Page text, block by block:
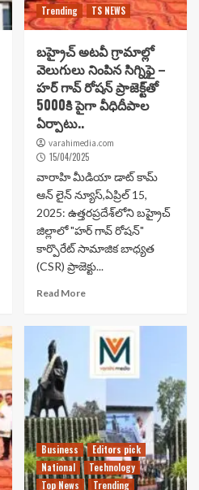
Trending
TS NEWS
బహ్రైచ్ అటవీ గ్రామాల్లో
వెలుగులు నింపిన సిగ్నిఫై –
హర్ గావ్ రోషన్ ప్రాజెక్ట్‌తో
5000కి పైగా వీధిదీపాల
ఏర్పాటు..
varahimedia.com
15/04/2025
వారాహి మీడియా డాట్ కామ్
ఆన్ లైన్ న్యూస్,ఏప్రిల్ 15,
2025: ఉత్తరప్రదేశ్‌లోని బహ్రైచ్
జిల్లాలో "హర్ గావ్ రోషన్"
కార్పొరేట్ సామాజిక బాధ్యత
(CSR) ప్రాజెక్టు...
Read More
Business
Editors pick
National
Technology
Top News
Trending